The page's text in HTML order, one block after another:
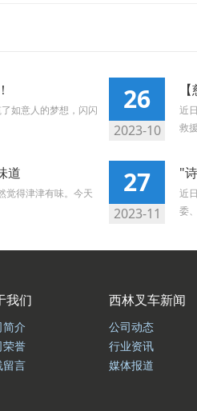
如意人的梦想，闪闪
26
2023-10
近
救
道
觉得津津有味。今天
27
2023-11
"
近
委
我们
简介
荣誉
留言
西林叉车新闻
公司动态
行业资讯
媒体报道